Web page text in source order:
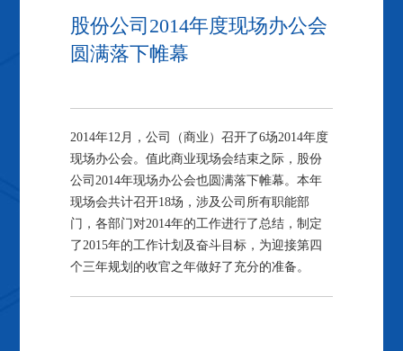
股份公司2014年度现场办公会
圆满落下帷幕
2014年12月，公司（商业）召开了6场2014年度
现场办公会。值此商业现场会结束之际，股份
公司2014年现场办公会也圆满落下帷幕。本年
现场会共计召开18场，涉及公司所有职能部
门，各部门对2014年的工作进行了总结，制定
了2015年的工作计划及奋斗目标，为迎接第四
个三年规划的收官之年做好了充分的准备。